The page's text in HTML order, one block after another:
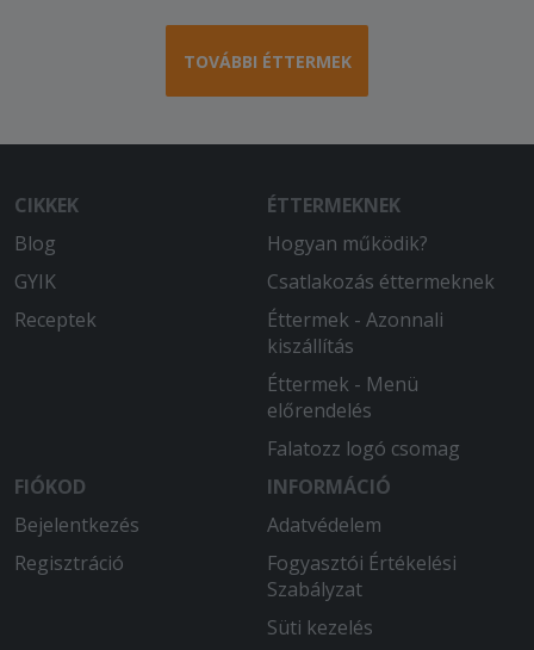
TOVÁBBI ÉTTERMEK
CIKKEK
Blog
GYIK
Receptek
ÉTTERMEKNEK
Hogyan működik?
Csatlakozás éttermeknek
Éttermek - Azonnali
kiszállítás
Éttermek - Menü
előrendelés
Falatozz logó csomag
FIÓKOD
Bejelentkezés
Regisztráció
INFORMÁCIÓ
Adatvédelem
Fogyasztói Értékelési
Szabályzat
Süti kezelés